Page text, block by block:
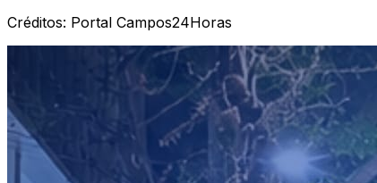
Créditos: Portal Campos24Horas